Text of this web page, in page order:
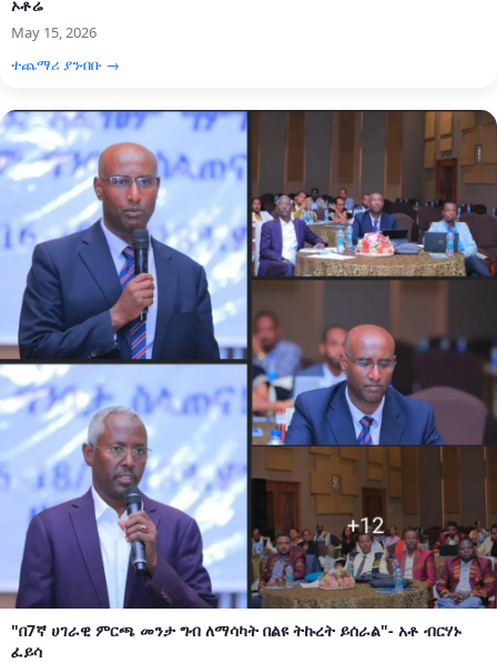
ኦቶሬ
May 15, 2026
ተጨማሪ ያንብቡ →
"በ7ኛ ሀገራዊ ምርጫ መንታ ግብ ለማሳካት በልዩ ትኩረት ይሰራል"- አቶ ብርሃኑ
ፈይሳ